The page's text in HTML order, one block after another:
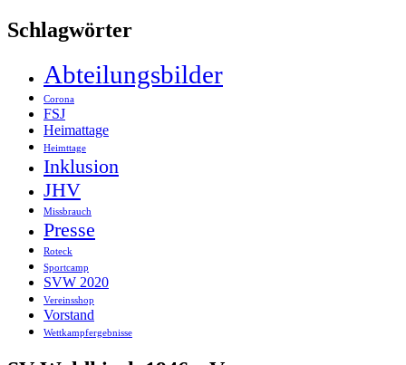
Schlagwörter
Abteilungsbilder
Corona
FSJ
Heimattage
Heimttage
Inklusion
JHV
Missbrauch
Presse
Roteck
Sportcamp
SVW 2020
Vereinsshop
Vorstand
Wettkampfergebnisse